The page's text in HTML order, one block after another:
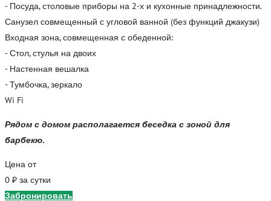
- Посуда, столовые приборы на 2-х и кухонные принадлежности.
Санузел совмещенный с угловой ванной (без функций джакузи)
Входная зона, совмещенная с обеденной:
- Стол, стулья на двоих
- Настенная вешалка
- Тумбочка, зеркало
Wi Fi
Рядом с домом располагается беседка с зоной для
барбекю.
Цена от
0 ₽ за сутки
Забронировать